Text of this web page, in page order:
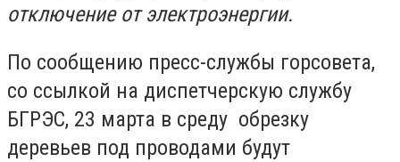
отключение от электроэнергии.
По сообщению пресс-службы горсовета,
со ссылкой на диспетчерскую службу
БГРЭС, 23 марта в среду обрезку
деревьев под проводами будут